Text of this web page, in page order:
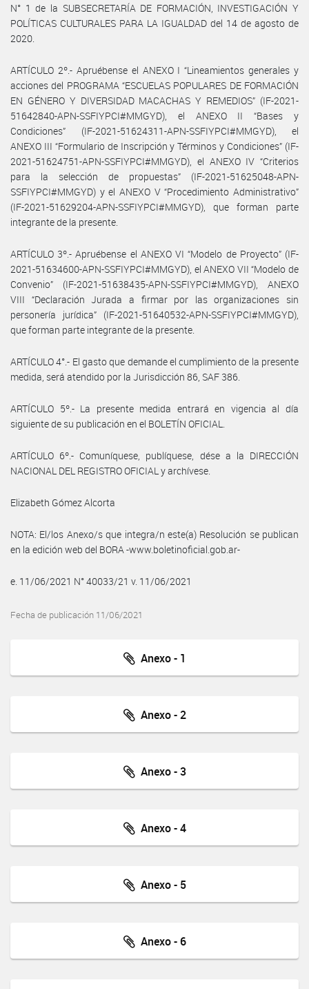
N° 1 de la SUBSECRETARÍA DE FORMACIÓN, INVESTIGACIÓN Y
POLÍTICAS CULTURALES PARA LA IGUALDAD del 14 de agosto de
2020.
ARTÍCULO 2º.- Apruébense el ANEXO I “Lineamientos generales y
acciones del PROGRAMA “ESCUELAS POPULARES DE FORMACIÓN
EN GÉNERO Y DIVERSIDAD MACACHAS Y REMEDIOS” (IF-2021-
51642840-APN-SSFIYPCI#MMGYD), el ANEXO II “Bases y
Condiciones” (IF-2021-51624311-APN-SSFIYPCI#MMGYD), el
ANEXO III “Formulario de Inscripción y Términos y Condiciones” (IF-
2021-51624751-APN-SSFIYPCI#MMGYD), el ANEXO IV “Criterios
para la selección de propuestas” (IF-2021-51625048-APN-
SSFIYPCI#MMGYD) y el ANEXO V “Procedimiento Administrativo”
(IF-2021-51629204-APN-SSFIYPCI#MMGYD), que forman parte
integrante de la presente.
ARTÍCULO 3º.- Apruébense el ANEXO VI “Modelo de Proyecto” (IF-
2021-51634600-APN-SSFIYPCI#MMGYD), el ANEXO VII “Modelo de
Convenio” (IF-2021-51638435-APN-SSFIYPCI#MMGYD), ANEXO
VIII “Declaración Jurada a firmar por las organizaciones sin
personería jurídica” (IF-2021-51640532-APN-SSFIYPCI#MMGYD),
que forman parte integrante de la presente.
ARTÍCULO 4°.- El gasto que demande el cumplimiento de la presente
medida, será atendido por la Jurisdicción 86, SAF 386.
ARTÍCULO 5º.- La presente medida entrará en vigencia al día
siguiente de su publicación en el BOLETÍN OFICIAL.
ARTÍCULO 6º.- Comuníquese, publíquese, dése a la DIRECCIÓN
NACIONAL DEL REGISTRO OFICIAL y archívese.
Elizabeth Gómez Alcorta
NOTA: El/los Anexo/s que integra/n este(a) Resolución se publican
en la edición web del BORA -www.boletinoficial.gob.ar-
e. 11/06/2021 N° 40033/21 v. 11/06/2021
Fecha de publicación 11/06/2021
Anexo - 1
Anexo - 2
Anexo - 3
Anexo - 4
Anexo - 5
Anexo - 6